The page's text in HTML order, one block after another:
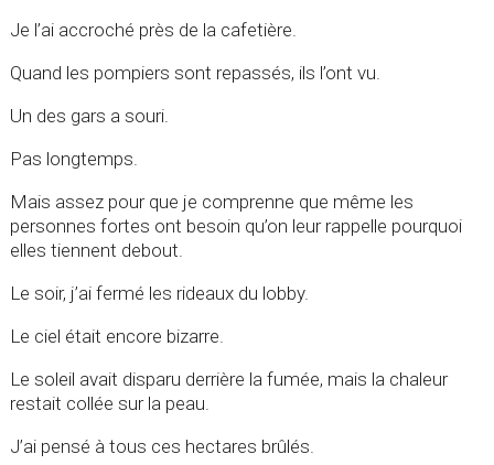
Je l’ai accroché près de la cafetière.
Quand les pompiers sont repassés, ils l’ont vu.
Un des gars a souri.
Pas longtemps.
Mais assez pour que je comprenne que même les
personnes fortes ont besoin qu’on leur rappelle pourquoi
elles tiennent debout.
Le soir, j’ai fermé les rideaux du lobby.
Le ciel était encore bizarre.
Le soleil avait disparu derrière la fumée, mais la chaleur
restait collée sur la peau.
J’ai pensé à tous ces hectares brûlés.